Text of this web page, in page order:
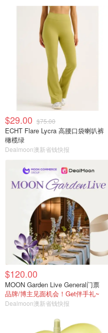
$29.00 $75.00
ECHT Flare Lycra 高腰口袋喇叭裤
橄榄绿
Dealmoon澳新省钱快报
$120.00
MOON Garden Live General门票
品牌/博主见面机会！Get伴手礼~
Dealmoon澳新省钱快报